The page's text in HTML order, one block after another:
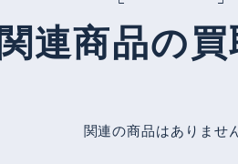
関連商品の
関連の商品はありませ